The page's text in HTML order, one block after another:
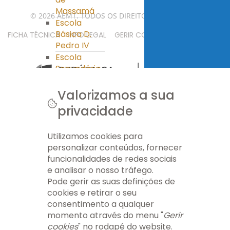
Massamá
Escola
Básica D.
Pedro IV
Escola
Secundária
Torga
Clube Ciência
Ass. Pais/E.E.
Ass. Pais/E.E.
APEE EB nº 1
Massamá
APEE EB D.
Pedro IV
APEE ES Miguel
Torga
© 2026 AEMT. TODOS OS DIREITOS RESERVADOS.
FICHA TÉCNICA INFO LEGAL GERIR COOKIES
Valorizamos a sua
privacidade
Utilizamos cookies para
personalizar conteúdos, fornecer
funcionalidades de redes sociais
e analisar o nosso tráfego.
Pode gerir as suas definições de
cookies e retirar o seu
consentimento a qualquer
momento através do menu "Gerir
cookies" no rodapé do website.